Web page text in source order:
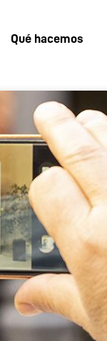
Menú
Qué hacemos